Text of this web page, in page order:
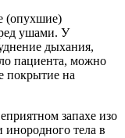
(опухшие)
ушами. У
дыхания,
пациента, можно
покрытие на
запахе изо
тела в